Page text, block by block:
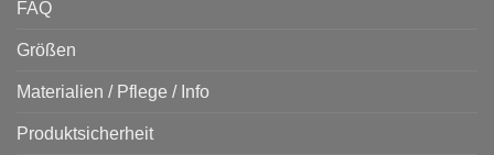
FAQ
Größen
Materialien / Pflege / Info
Produktsicherheit